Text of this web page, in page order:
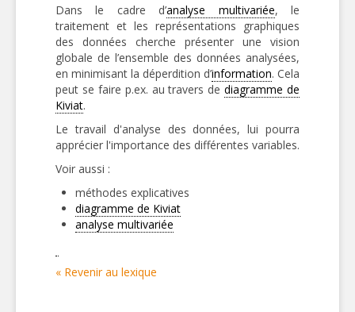
Dans le cadre d’analyse multivariée, le
traitement et les représentations graphiques
des données cherche présenter une vision
globale de l’ensemble des données analysées,
en minimisant la déperdition d’information. Cela
peut se faire p.ex. au travers dediagramme de
Kiviat.
Le travail d'analyse des données, lui pourra
apprécier l'importance des différentes variables.
Voir aussi :
méthodes explicatives
diagramme de Kiviat
analyse multivariée
« Revenir au lexique